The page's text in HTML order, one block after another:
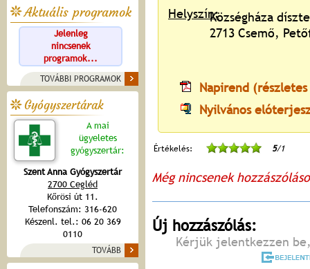
Aktuális programok
Jelenleg
nincsenek
programok...
TOVÁBBI PROGRAMOK
Gyógyszertárak
A mai
ügyeletes
gyógyszertár:
Szent Anna Gyógyszertár
2700 Cegléd
Kőrösi út 11.
Telefonszám: 316-620
Készenl. tel.: 06 20 369
0110
TOVÁBB
Helyszín:Községháza
2713 Csemő,
Napirend
Nyilvános
Értékelés: 5/1
Még nincsenek
Új hozzászólás:
Kérjük jelentkezzen